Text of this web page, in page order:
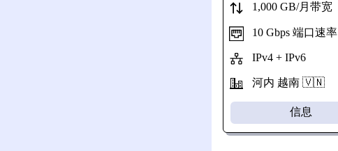
1,000 GB/月带宽
10 Gbps 端口速率
IPv4 + IPv6
河内 越南 🇻🇳
信息